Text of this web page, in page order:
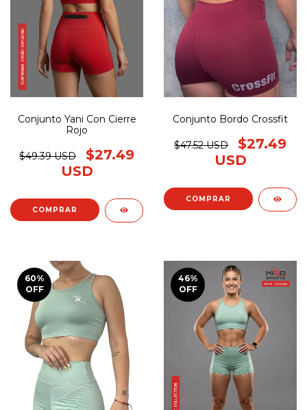
Conjunto Yani Con Cierre
Rojo
$49.39 USD
$27.49
USD
COMPRAR
Conjunto Bordo Crossfit
$47.52 USD
$27.49
USD
COMPRAR
60%
OFF
46%
OFF